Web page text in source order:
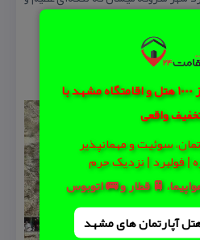
🎁 امکان رزرو بیش از 1000 هتل و اقامتگاه مشهد با
سوئیت و مهمانپذیر
🚆 قطار و 🚌 اتوبوس
آپارتمان های مشهد
كنونی سكنی می‌گزینند.